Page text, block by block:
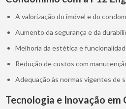
A valorização do imóvel e do
Aumento da segurança e da
Melhoria da estética e
Redução de custos com
Adequação às normas vigentes de
Tecnologia e Inovação em